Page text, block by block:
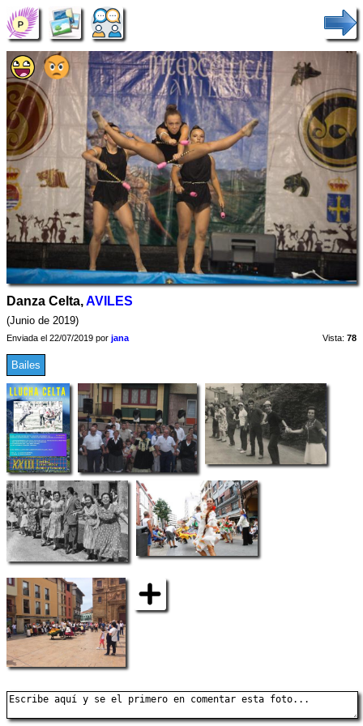
Danza Celta,AVILES
(Junio de 2019)
Enviada el 22/07/2019 por jana Vista: 78
Bailes